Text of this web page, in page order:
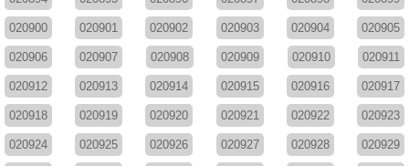
020900 020901 020902 020903 020904 020905
020906 020907 020908 020909 020910 020911
020912 020913 020914 020915 020916 020917
020918 020919 020920 020921 020922 020923
020924 020925 020926 020927 020928 020929